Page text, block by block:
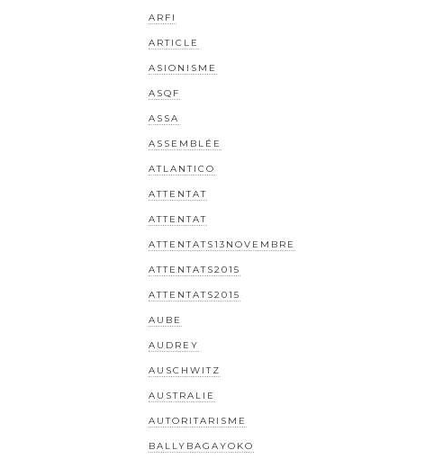
ARFI
ARTICLE
ASIONISME
ASQF
ASSA
ASSEMBLÉE
ATLANTICO
ATTENTAT
ATTENTAT
ATTENTATS13NOVEMBRE
ATTENTATS2015
ATTENTATS2015
AUBE
AUDREY
AUSCHWITZ
AUSTRALIE
AUTORITARISME
BALLYBAGAYOKO